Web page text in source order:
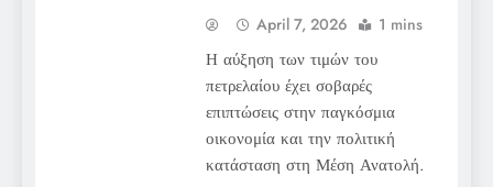
April 7, 2026 1 mins
Η αύξηση των τιμών του
πετρελαίου έχει σοβαρές
επιπτώσεις στην παγκόσμια
οικονομία και την πολιτική
κατάσταση στη Μέση Ανατολή.